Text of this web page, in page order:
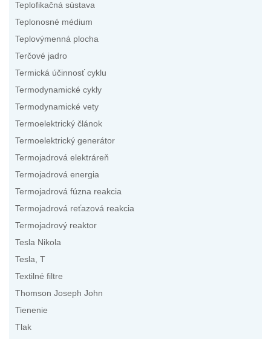
Teplofikačná sústava
Teplonosné médium
Teplovýmenná plocha
Terčové jadro
Termická účinnosť cyklu
Termodynamické cykly
Termodynamické vety
Termoelektrický článok
Termoelektrický generátor
Termojadrová elektráreň
Termojadrová energia
Termojadrová fúzna reakcia
Termojadrová reťazová reakcia
Termojadrový reaktor
Tesla Nikola
Tesla, T
Textilné filtre
Thomson Joseph John
Tienenie
Tlak